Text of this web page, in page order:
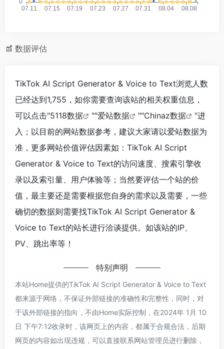
数据评估
TikTok AI Script Generator & Voice to Text浏览人数
已经达到1,755，如你需要查询该站的相关权重信息，
可以点击"5118数据 ""爱站数据 ""Chinaz数据
"进
入；以目前的网站数据参考，建议大家请以爱站数据为
准，更多网站价值评估因素如：TikTok AI Script
Generator & Voice to Text的访问速度、搜索引擎收
录以及索引量、用户体验等；当然要评估一个站的价
值，最主要还是需要根据您自身的需求以及需要，一些
确切的数据则需要找TikTok AI Script Generator &
Voice to Text的站长进行洽谈提供。如该站的IP、
PV、跳出率等！
特别声明
本站Home提供的TikTok AI Script Generator & Voice to Text
都来源于网络，不保证外部链接的准确性和完整性，同时，对
于该外部链接的指向，不由Home实际控制，在2024年 1月 10
日 下午7:12收录时，该网页上的内容，都属于合规合法，后期
网页的内容如出现违规，可以直接联系网站管理员进行删除，